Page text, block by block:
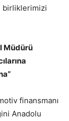
birliklerimizi
Müdürü
finansmanı
Anadolu